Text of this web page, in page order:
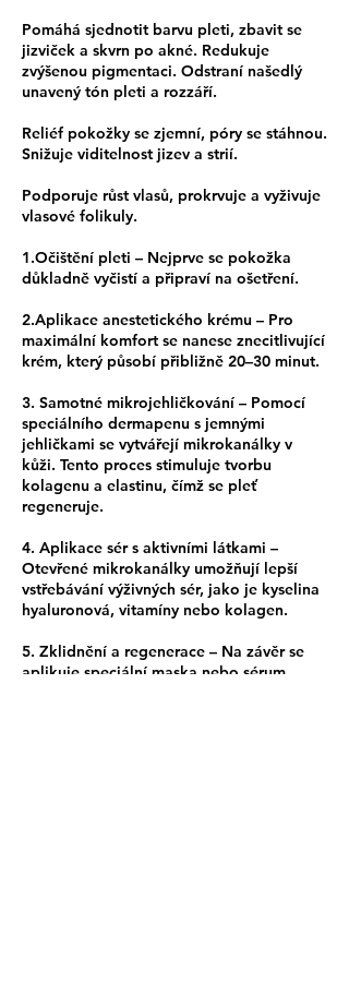
Pomáhá sjednotit barvu pleti, zbavit se
jizviček a skvrn po akné. Redukuje
zvýšenou pigmentaci. Odstraní našedlý
unavený tón pleti a rozzáří.
Reliéf pokožky se zjemní, póry se stáhnou.
Snižuje viditelnost jizev a strií.
Podporuje růst vlasů, prokrvuje a vyživuje
vlasové folikuly.
1.Očištění pleti – Nejprve se pokožka
důkladně vyčistí a připraví na ošetření.
2.Aplikace anestetického krému – Pro
maximální komfort se nanese znecitlivující
krém, který působí přibližně 20–30 minut.
3. Samotné mikrojehličkování – Pomocí
speciálního dermapenu s jemnými
jehličkami se vytvářejí mikrokanálky v
kůži. Tento proces stimuluje tvorbu
kolagenu a elastinu, čímž se pleť
regeneruje.
4. Aplikace sér s aktivními látkami –
Otevřené mikrokanálky umožňují lepší
vstřebávání výživných sér, jako je kyselina
hyaluronová, vitamíny nebo kolagen.
5. Zklidnění a regenerace – Na závěr se
aplikuje speciální maska nebo sérum,